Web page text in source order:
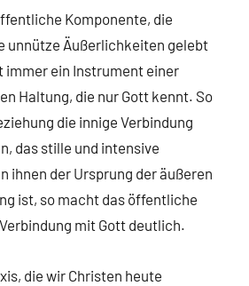
Komponente, die
unnütze Äußerlichkeiten gelebt
immer ein Instrument einer
Haltung, die nur Gott kennt. So
die innige Verbindung
das stille und intensive
ihnen der Ursprung der äußeren
ist, so macht das öffentliche
mit Gott deutlich.
die wir Christen heute